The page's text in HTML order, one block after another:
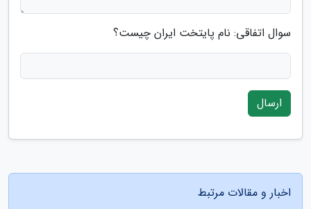
سوال اتفاقی: نام پایتخت ایران چیست؟
ارسال
اخبار و مقالات مرتبط